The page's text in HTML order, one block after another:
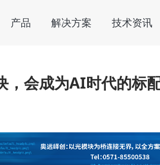
产品 解决方案 技术资讯
，会成为AI时代的标